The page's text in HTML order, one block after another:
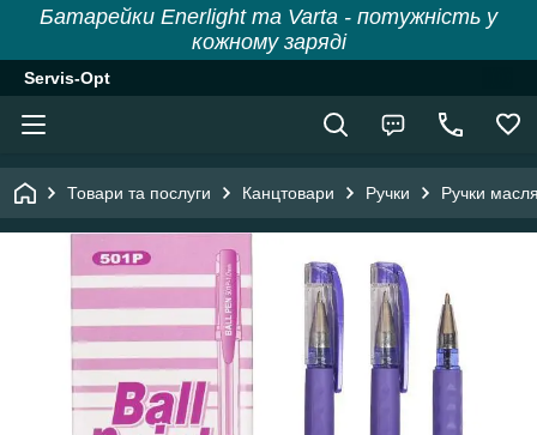
Батарейки Enerlight та Varta - потужність у
кожному заряді
Servis-Opt
Товари та послуги Канцтовари Ручки Ручки